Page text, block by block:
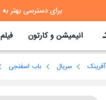
انیمیشن و کارتون فیلم
آفرینک سریال باب اسفنجی